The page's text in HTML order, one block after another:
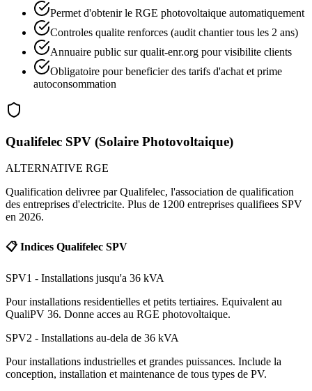
Permet d'obtenir le RGE photovoltaique automatiquement
Controles qualite renforces (audit chantier tous les 2 ans)
Annuaire public sur qualit-enr.org pour visibilite clients
Obligatoire pour beneficier des tarifs d'achat et prime
autoconsommation
Qualifelec SPV (Solaire Photovoltaique)
ALTERNATIVE RGE
Qualification delivree par Qualifelec, l'association de qualification
des entreprises d'electricite. Plus de 1200 entreprises qualifiees SPV
en 2026.
📋 Indices Qualifelec SPV
SPV1 - Installations jusqu'a 36 kVA
Pour installations residentielles et petits tertiaires. Equivalent au
QualiPV 36. Donne acces au RGE photovoltaique.
SPV2 - Installations au-dela de 36 kVA
Pour installations industrielles et grandes puissances. Include la
conception, installation et maintenance de tous types de PV.